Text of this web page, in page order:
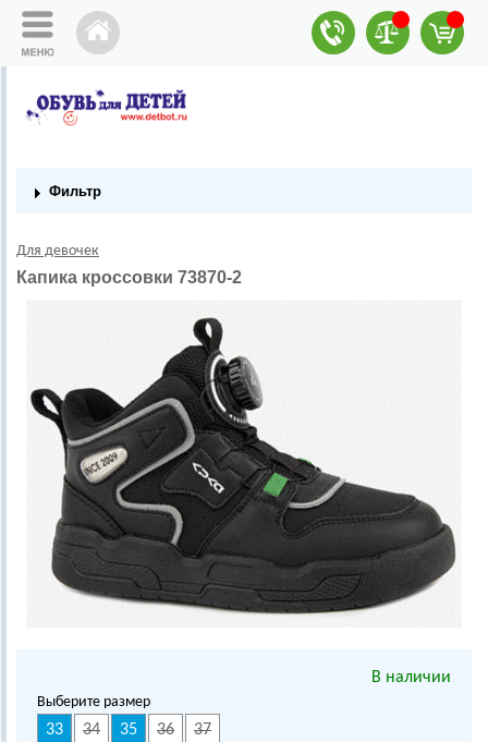
Фильтр
Для девочек
Капика кроссовки 73870-2
В наличии
Выберите размер
33 34 35 36 37